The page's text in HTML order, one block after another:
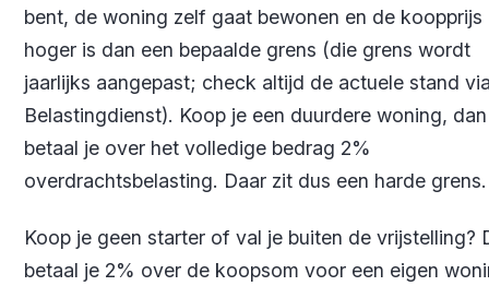
bent, de woning zelf gaat bewonen en de koopprijs
hoger is dan een bepaalde grens (die grens wordt
jaarlijks aangepast; check altijd de actuele stand
Belastingdienst). Koop je een duurdere woning, dan
betaal je over het volledige bedrag 2%
overdrachtsbelasting. Daar zit dus een harde grens.
Koop je geen starter of val je buiten de vrijstelling?
betaal je 2% over de koopsom voor een eigen